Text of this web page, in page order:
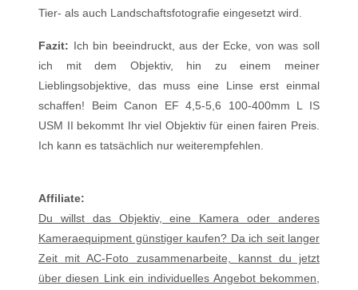
Tier- als auch Landschaftsfotografie eingesetzt wird.
Fazit: Ich bin beeindruckt, aus der Ecke, von was soll
ich mit dem Objektiv, hin zu einem meiner
Lieblingsobjektive, das muss eine Linse erst einmal
schaffen! Beim Canon EF 4,5-5,6 100-400mm L IS
USM II bekommt Ihr viel Objektiv für einen fairen Preis.
Ich kann es tatsächlich nur weiterempfehlen.
Affiliate:
Du willst das Objektiv, eine Kamera oder anderes
Kameraequipment günstiger kaufen? Da ich seit langer
Zeit mit AC-Foto zusammenarbeite, kannst du jetzt
über diesen Link ein individuelles Angebot bekommen,